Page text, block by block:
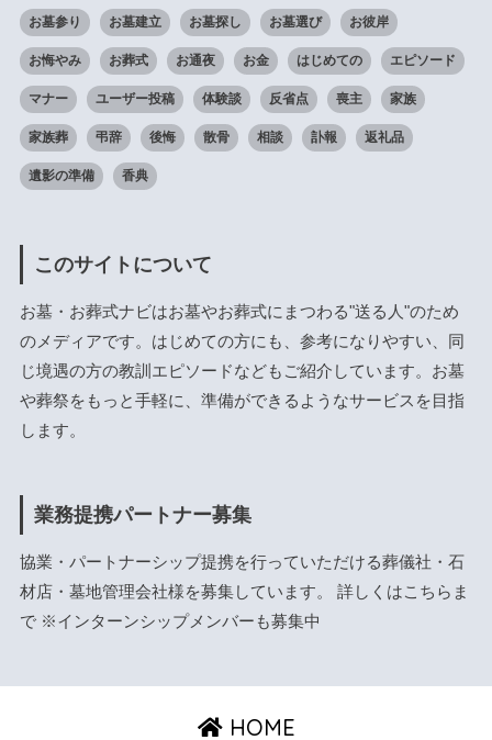
お墓参り お墓建立 お墓探し お墓選び お彼岸
お悔やみ お葬式 お通夜 お金 はじめての エピソード
マナー ユーザー投稿 体験談 反省点 喪主 家族
家族葬 弔辞 後悔 散骨 相談 訃報 返礼品
遺影の準備 香典
このサイトについて
お墓・お葬式ナビはお墓やお葬式にまつわる"送る人"のため
のメディアです。はじめての方にも、参考になりやすい、同
じ境遇の方の教訓エピソードなどもご紹介しています。お墓
や葬祭をもっと手軽に、準備ができるようなサービスを目指
します。
業務提携パートナー募集
協業・パートナーシップ提携を行っていただける葬儀社・石
材店・墓地管理会社様を募集しています。 詳しくはこちら ま
で ※インターンシップメンバーも募集中
HOME